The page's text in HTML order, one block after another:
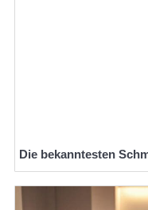
Die bekanntesten